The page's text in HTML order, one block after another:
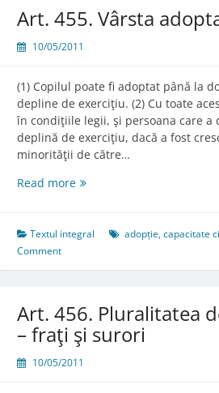
Art. 455. Vârsta
10/05/2011
(1) Copilul poate fi adoptat până la
depline de exerciţiu. (2) Cu toate
în condiţiile legii, şi persoana care a
deplină de exerciţiu, dacă a fost
minorităţii de către…
Read moreArt.
adoptatului
Textul integral adopție,capacitate
Comment
Art. 456. Pluralitatea
– fraţi şi surori
10/05/2011